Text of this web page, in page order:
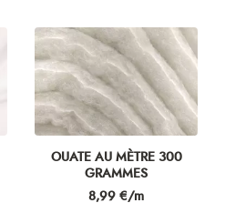
OUATE AU MÈTRE 300
GRAMMES
Prix
8,99 €/m